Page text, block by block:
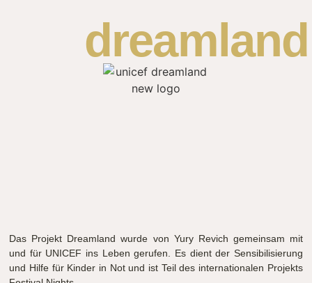
dreamland
Das Projekt Dreamland wurde von Yury Revich gemeinsam mit
und für UNICEF ins Leben gerufen. Es dient der Sensibilisierung
und Hilfe für Kinder in Not und ist Teil des internationalen Projekts